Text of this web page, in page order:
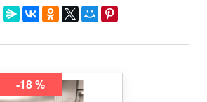
-18 %